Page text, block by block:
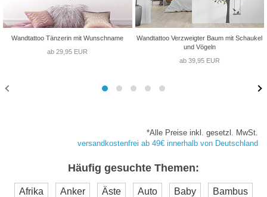
Wandtattoo Tänzerin mit Wunschname
ab 29,95 EUR
Wandtattoo Verzweigter Baum mit Schaukel
und Vögeln
ab 39,95 EUR
*Alle Preise inkl. gesetzl. MwSt.
versandkostenfrei ab 49€ innerhalb von Deutschland
Häufig gesuchte Themen:
Afrika Anker Äste Auto Baby Bambus